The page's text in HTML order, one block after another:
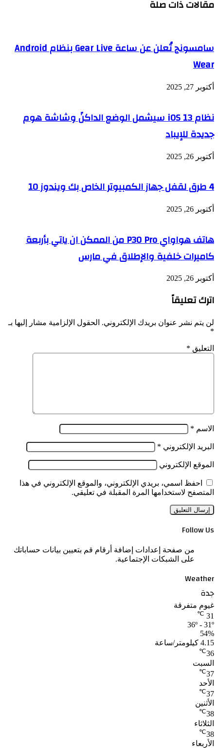
مقالات ذات صلة
سامسونج تُعلن عن ساعة Gear Live بنظام Android
Wear
أكتوبر 27, 2025
نظام iOS 13 سيشمل الوضع الداكنً وشاشة هوم
جديدة للإيباد
أكتوبر 26, 2025
4 طرق لقفل جهاز الكمبيوتر الخاص بك ويندوز 10
أكتوبر 26, 2025
هاتف هواواي P30 Pro من الممكن ان ياتي بأربعة
كاميرات خلفية والإطلاق في مارس
أكتوبر 26, 2025
اترك تعليقاً
لن يتم نشر عنوان بريدك الإلكتروني. الحقول الإلزامية مشار إليها بـ
*
التعليق *
الاسم *
البريد الإلكتروني *
الموقع الإلكتروني
احفظ اسمي، بريدي الإلكتروني، والموقع الإلكتروني في هذا
المتصفح لاستخدامها المرة المقبلة في تعليقي.
Follow Us
من صفحة إعدادات إضافة أرقام قم بتعيين بيانات حساباتك
على الشبكات الإجتماعية.
Weather
جدة
غيوم متفرقة
31
℃
36º - 31º
54%
4.15 كيلومتر/ساعة
36
℃
السبت
37
℃
الأحد
37
℃
الأثنين
38
℃
الثلاثاء
38
℃
الأربعاء